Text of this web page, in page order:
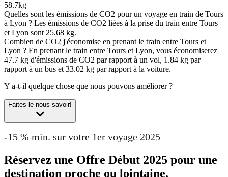
58.7kg
Quelles sont les émissions de CO2 pour un voyage en train de Tours
à Lyon ? Les émissions de CO2 liées à la prise du train entre Tours
et Lyon sont 25.68 kg.
Combien de CO2 j'économise en prenant le train entre Tours et
Lyon ? En prenant le train entre Tours et Lyon, vous économiserez
47.7 kg d'émissions de CO2 par rapport à un vol, 1.84 kg par
rapport à un bus et 33.02 kg par rapport à la voiture.
Y a-t-il quelque chose que nous pouvons améliorer ?
Faites le nous savoir!
-15 % min. sur votre 1er voyage 2025
Réservez une Offre Début 2025 pour une
destination proche ou lointaine.